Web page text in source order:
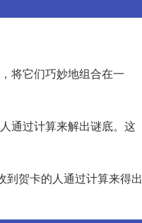
将它们巧妙地组合在一
通过计算来解出谜底。这
到贺卡的人通过计算来得出